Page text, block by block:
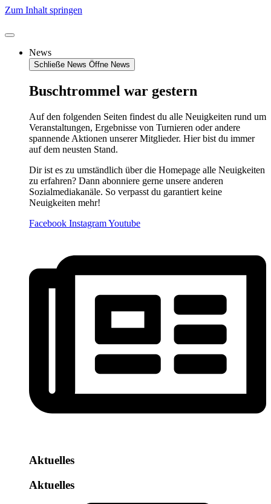
Zum Inhalt springen
News
Schließe News Öffne News
Buschtrommel war gestern
Auf den folgenden Seiten findest du alle Neuigkeiten rund um
Veranstaltungen, Ergebnisse von Turnieren oder andere
spannende Aktionen unserer Mitglieder. Hier bist du immer
auf dem neusten Stand.
Dir ist es zu umständlich über die Homepage alle Neuigkeiten
zu erfahren? Dann abonniere gerne unsere anderen
Sozialmediakanäle. So verpasst du garantiert keine
Neuigkeiten mehr!
Facebook InstagramYoutube
Aktuelles
Aktuelles